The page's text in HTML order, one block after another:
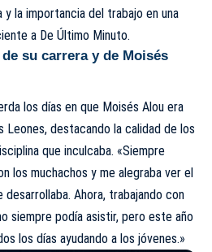
y la importancia del trabajo en una
a De Último Minuto.
su carrera y de Moisés
los días en que Moisés Alou era
Leones, destacando la calidad de los
que inculcaba. «Siempre
los muchachos y me alegraba ver el
desarrollaba. Ahora, trabajando con
siempre podía asistir, pero este año
los días ayudando a los jóvenes.»